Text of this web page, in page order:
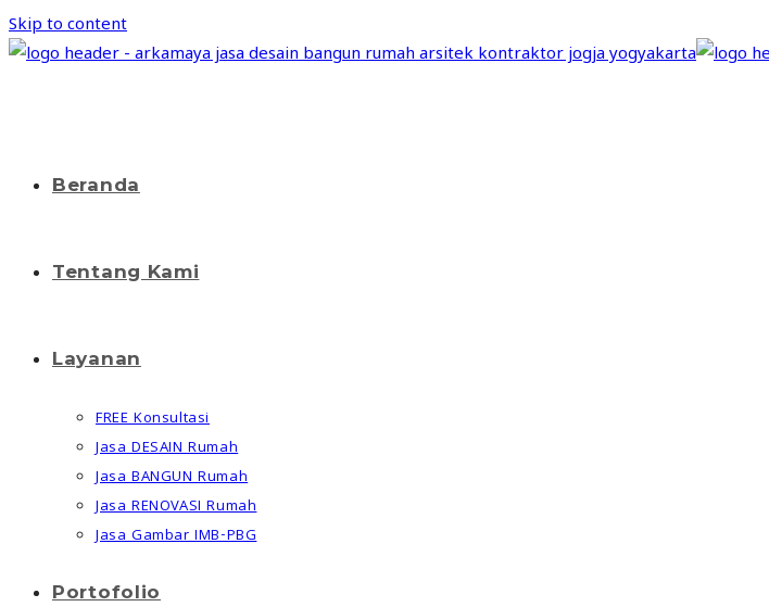
Skip to content
Beranda
Tentang Kami
Layanan
FREE Konsultasi
Jasa DESAIN Rumah
Jasa BANGUN Rumah
Jasa RENOVASI Rumah
Jasa Gambar IMB-PBG
Portofolio